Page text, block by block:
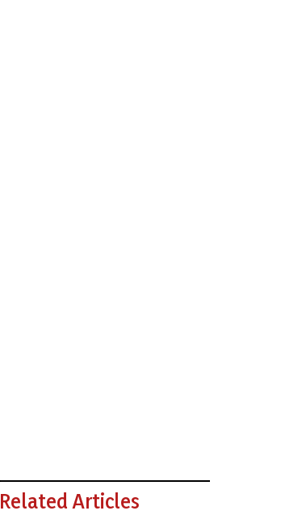
Related Articles